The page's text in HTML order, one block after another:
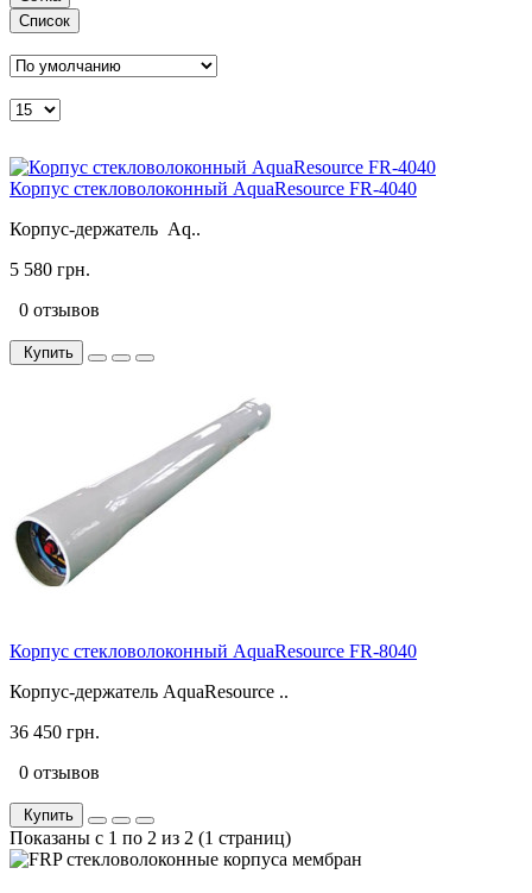
Список
Корпус стекловолоконный AquaResource FR-4040
Корпус-держатель Aq..
5 580 грн.
0 отзывов
Купить
Корпус стекловолоконный AquaResource FR-8040
Корпус-держатель AquaResource ..
36 450 грн.
0 отзывов
Купить
Показаны с 1 по 2 из 2 (1 страниц)